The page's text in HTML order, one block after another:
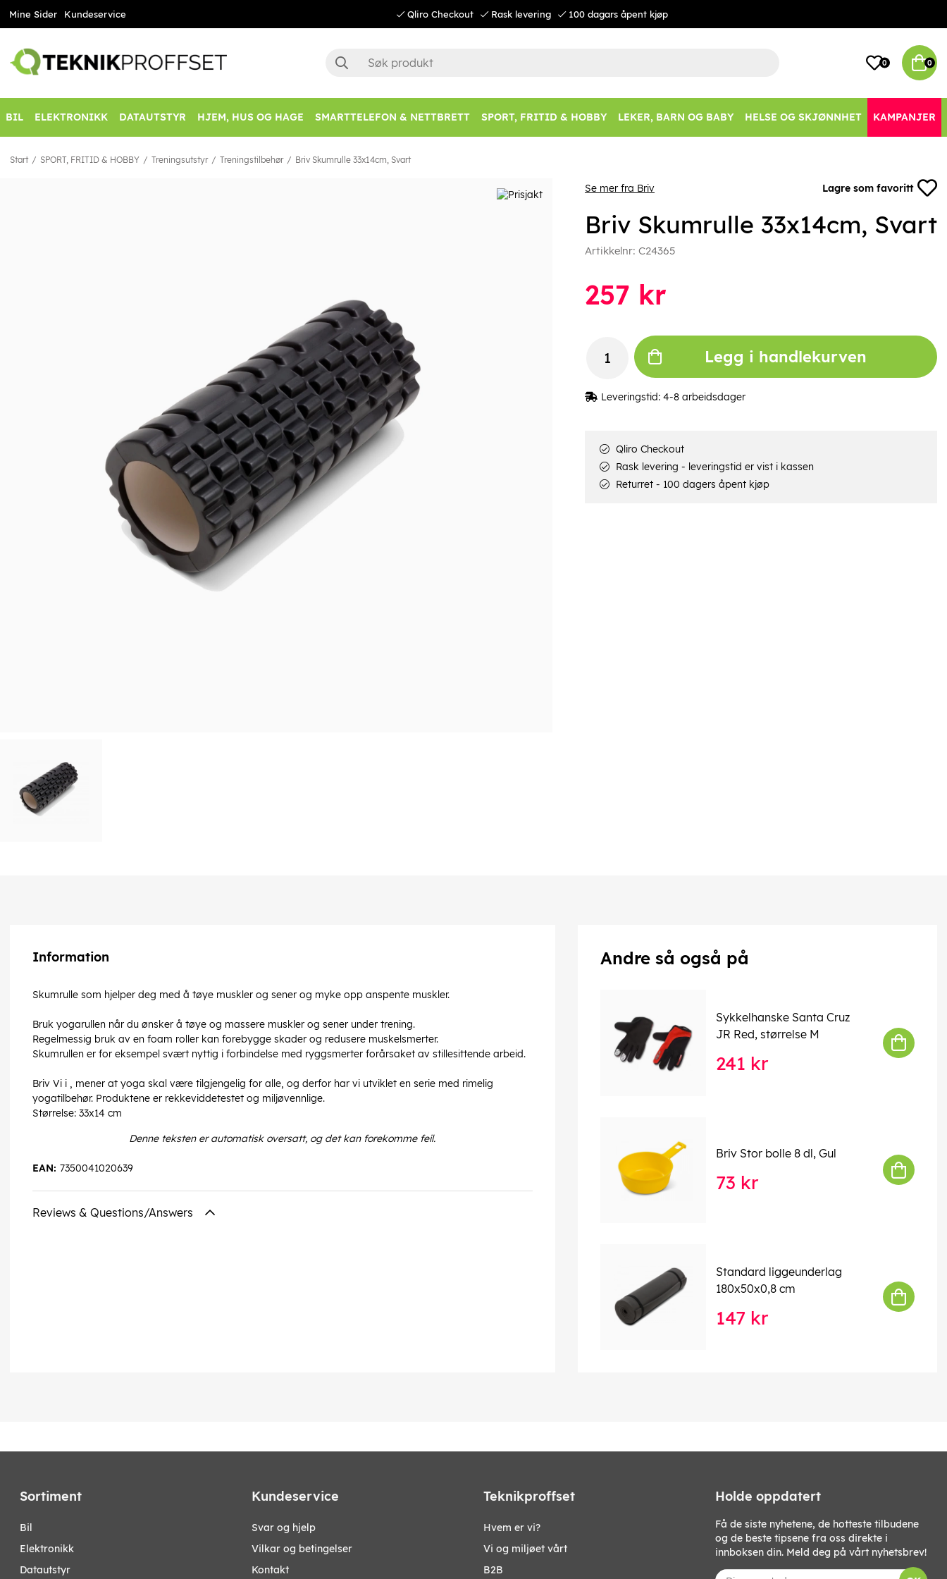
Mine Sider Kundeservice Qliro Checkout Rask levering 100 dagars åpent kjøp
0 0
BIL ELEKTRONIKK DATAUTSTYR HJEM, HUS OG HAGE SMARTTELEFON & NETTBRETT SPORT, FRITID & HOBBY LEKER, BARN OG BABY HELSE OG SKJØNNHET KAMPANJER
Start SPORT, FRITID & HOBBY Treningsutstyr Treningstilbehør Briv Skumrulle 33x14cm, Svart
Se mer fra Briv Lagre som favoritt
Briv Skumrulle 33x14cm, Svart
Artikkelnr: C24365
257 kr
Legg i handlekurven
Leveringstid: 4-8 arbeidsdager
Qliro Checkout
Rask levering - leveringstid er vist i kassen
Returret - 100 dagers åpent kjøp
Information
Skumrulle som hjelper deg med å tøye muskler og sener og myke opp anspente muskler.
Bruk yogarullen når du ønsker å tøye og massere muskler og sener under trening.
Regelmessig bruk av en foam roller kan forebygge skader og redusere muskelsmerter.
Skumrullen er for eksempel svært nyttig i forbindelse med ryggsmerter forårsaket av stillesittende arbeid.
Briv Vi i , mener at yoga skal være tilgjengelig for alle, og derfor har vi utviklet en serie med rimelig
yogatilbehør. Produktene er rekkeviddetestet og miljøvennlige.
Størrelse: 33x14 cm
Denne teksten er automatisk oversatt, og det kan forekomme feil.
7350041020639
EAN:
Reviews & Questions/Answers
Andre så også på
Sykkelhanske Santa Cruz
JR Red, størrelse M
241 kr
Briv Stor bolle 8 dl, Gul
73 kr
Standard liggeunderlag
180x50x0,8 cm
147 kr
Sortiment
bil
elektronikk
datautstyr
Kundeservice
Svar og hjelp
Vilkar og betingelser
Kontakt
Teknikproffset
Hvem er vi?
Vi og miljøet vårt
B2B
Holde oppdatert
Få de siste nyhetene, de hotteste tilbudene
og de beste tipsene fra oss direkte i
innboksen din. Meld deg på vårt nyhetsbrev!